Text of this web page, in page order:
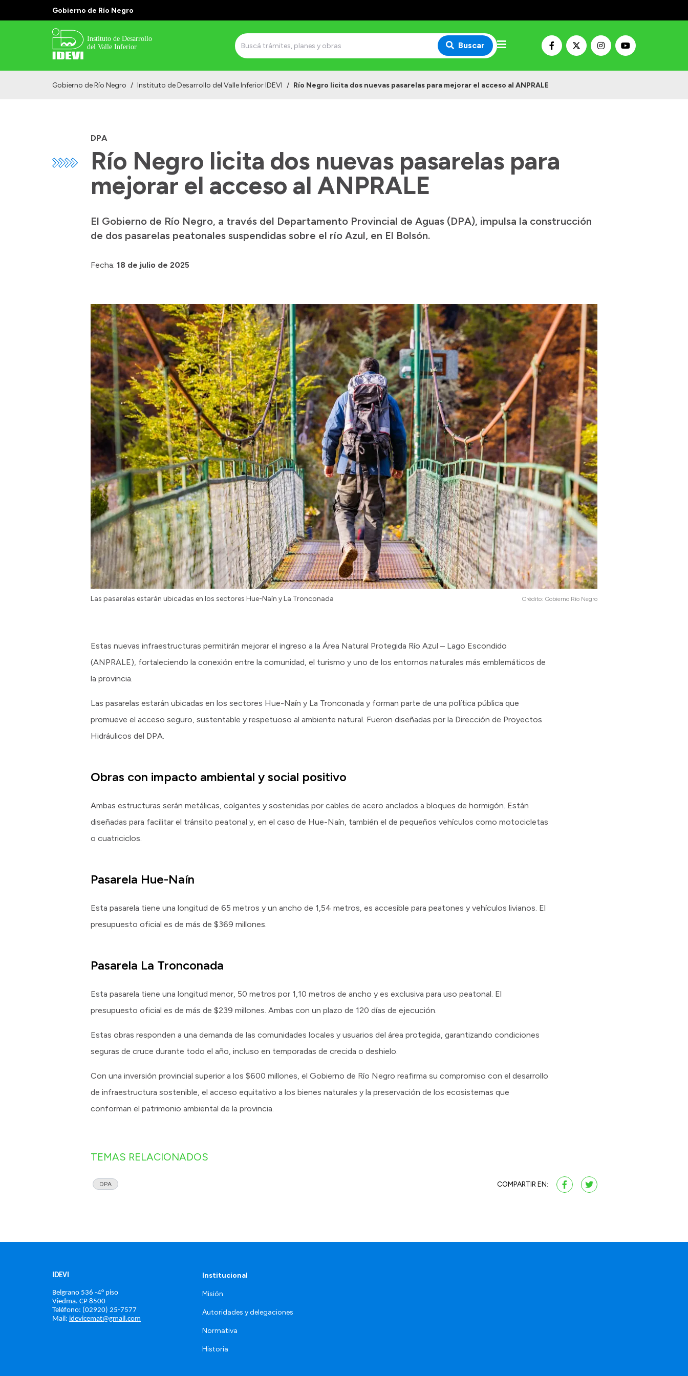
Gobierno de Río Negro
Buscar
Gobierno de Río Negro / Instituto de Desarrollo del Valle Inferior IDEVI / Río Negro licita dos nuevas pasarelas para mejorar el acceso al ANPRALE
DPA
Río Negro licita dos nuevas pasarelas para
mejorar el acceso al ANPRALE
El Gobierno de Río Negro, a través del Departamento Provincial de Aguas (DPA), impulsa la construcción
de dos pasarelas peatonales suspendidas sobre el río Azul, en El Bolsón.
Fecha: 18 de julio de 2025
Las pasarelas estarán ubicadas en los sectores Hue-Naín y La Tronconada Crédito: Gobierno Río Negro
Estas nuevas infraestructuras permitirán mejorar el ingreso a la Área Natural Protegida Río Azul – Lago Escondido
(ANPRALE), fortaleciendo la conexión entre la comunidad, el turismo y uno de los entornos naturales más emblemáticos de
la provincia.
Las pasarelas estarán ubicadas en los sectores Hue-Naín y La Tronconada y forman parte de una política pública que
promueve el acceso seguro, sustentable y respetuoso al ambiente natural. Fueron diseñadas por la Dirección de Proyectos
Hidráulicos del DPA.
Obras con impacto ambiental y social positivo
Ambas estructuras serán metálicas, colgantes y sostenidas por cables de acero anclados a bloques de hormigón. Están
diseñadas para facilitar el tránsito peatonal y, en el caso de Hue-Naín, también el de pequeños vehículos como motocicletas
o cuatriciclos.
Pasarela Hue-Naín
Esta pasarela tiene una longitud de 65 metros y un ancho de 1,54 metros, es accesible para peatones y vehículos livianos. El
presupuesto oficial es de más de $369 millones.
Pasarela La Tronconada
Esta pasarela tiene una longitud menor, 50 metros por 1,10 metros de ancho y es exclusiva para uso peatonal. El
presupuesto oficial es de más de $239 millones. Ambas con un plazo de 120 días de ejecución.
Estas obras responden a una demanda de las comunidades locales y usuarios del área protegida, garantizando condiciones
seguras de cruce durante todo el año, incluso en temporadas de crecida o deshielo.
Con una inversión provincial superior a los $600 millones, el Gobierno de Río Negro reafirma su compromiso con el desarrollo
de infraestructura sostenible, el acceso equitativo a los bienes naturales y la preservación de los ecosistemas que
conforman el patrimonio ambiental de la provincia.
TEMAS RELACIONADOS
DPA COMPARTIR EN:
IDEVI
Belgrano 536 -4° piso
Viedma. CP 8500
Teléfono: (02920) 25-7577
Mail: idevicemat@gmail.com
Institucional
Misión
Autoridades y delegaciones
Normativa
Historia